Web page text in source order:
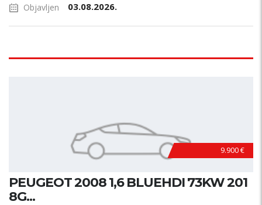
Objavljen 03.08.2026.
9.900 €
PEUGEOT 2008 1,6 BLUEHDI 73KW 201
8G...